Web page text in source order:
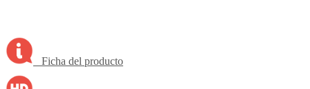
Ficha del producto